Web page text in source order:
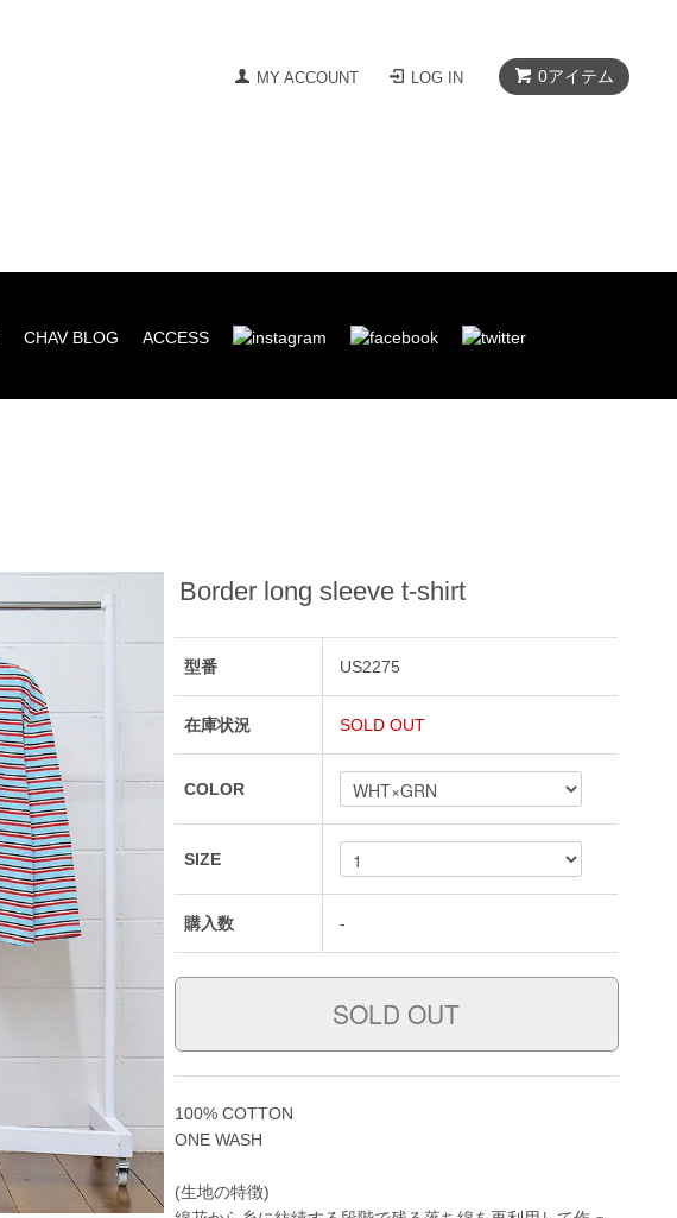
0アイテム
MY ACCOUNT LOG IN
CHAV BLOG ACCESS
Border long sleeve t-shirt
型番 US2275
在庫状況 SOLD OUT
COLOR
SIZE
購入数 -
100% COTTON
ONE WASH
(生地の特徴)